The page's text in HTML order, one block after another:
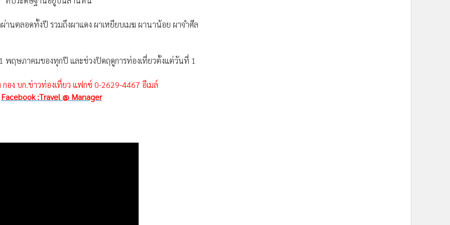
นตลอดทั้งปี รวมถึงผาแดง ผาเหยียบเมฆ ผานาน้อย ผาจำศีล
พฤษภาคมของทุกปี และช่วงปิดฤดูการท่องเที่ยวตั้งแต่วันที่ 1
อง บก.ข่าวท่องเที่ยว แฟกซ์ 0-2629-4467 อีเมล์
Facebook :Travel @ Manager